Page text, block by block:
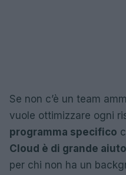
Se non c’è un team
vuole ottimizzare ogni
programma specifico
Cloud è di grande aiuto
per chi non ha un